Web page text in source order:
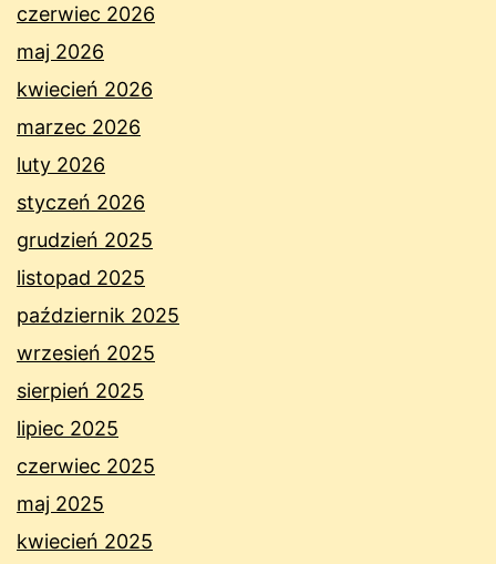
czerwiec 2026
maj 2026
kwiecień 2026
marzec 2026
luty 2026
styczeń 2026
grudzień 2025
listopad 2025
październik 2025
wrzesień 2025
sierpień 2025
lipiec 2025
czerwiec 2025
maj 2025
kwiecień 2025